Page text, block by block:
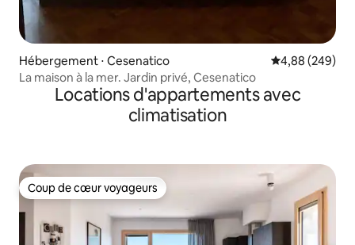
Hébergement ⋅ Cesenatico Évaluation
4,88 (249)
La maison à la mer. Jardin privé, Cesenatico
Locations d'appartements avec
climatisation
Coup de cœur voyageurs
Coup de cœur voyageurs